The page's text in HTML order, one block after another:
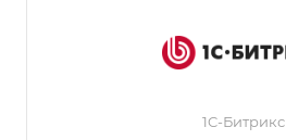
1C-Битрикс